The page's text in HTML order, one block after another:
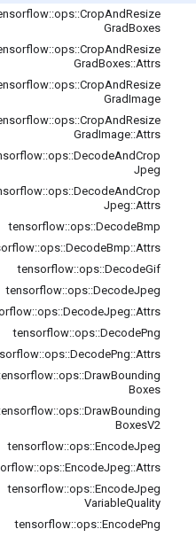
::ops::CropAndResize
GradBoxes
::ops::CropAndResize
GradBoxes::Attrs
::ops::CropAndResize
GradImage
::ops::CropAndResize
GradImage::Attrs
::ops::DecodeAndCrop
Jpeg
::ops::DecodeAndCrop
Jpeg::Attrs
tensorflow::ops::DecodeBmp
::ops::DecodeBmp::Attrs
tensorflow::ops::DecodeGif
tensorflow::ops::DecodeJpeg
::ops::DecodeJpeg::Attrs
tensorflow::ops::DecodePng
::ops::DecodePng::Attrs
::ops::DrawBounding
Boxes
::ops::DrawBounding
BoxesV2
tensorflow::ops::EncodeJpeg
::ops::EncodeJpeg::Attrs
tensorflow::ops::EncodeJpeg
VariableQuality
tensorflow::ops::EncodePng